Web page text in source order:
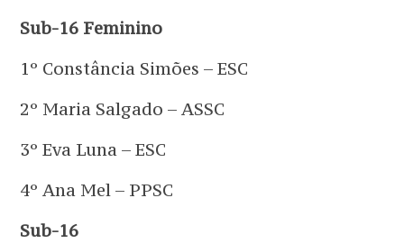
Sub-16 Feminino
1º Constância Simões – ESC
2º Maria Salgado – ASSC
3º Eva Luna – ESC
4º Ana Mel – PPSC
Sub-16